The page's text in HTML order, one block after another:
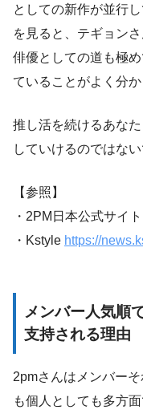
としての新作が並行
を見ると、テギョン
俳優としての道も極
ていることがよく分か
推し活を続けるあな
していけるのではない
【参照】
・2PM日本公式サイト
・Kstyle https://
メンバー人気順
支持される理由
2pmさんはメンバー
も個人としても多方